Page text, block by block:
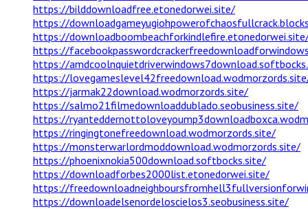
https://bilddownloadfree.etonedorwei.site/
https://
https://
https://
https://
https://
https://jarmak22download.wodmorzords.site/
https://salmo21filmedownloaddublado.seobusiness.site/
https://
https://ringingtonefreedownload.wodmorzords.site/
https://monsterwarlordmoddownload.wodmorzords.site/
https://phoenixnokia500download.softbocks.site/
https://downloadforbes2000list.etonedorwei.site/
https://
https://downloadelsenordeloscielos3.seobusiness.site/